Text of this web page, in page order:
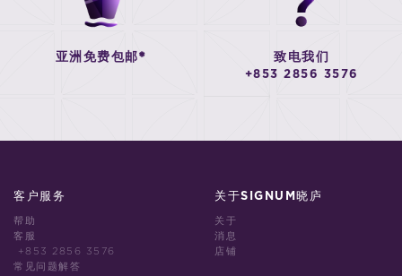
亚洲免费包邮* 致电我们
+853 2856 3576
客户服务
帮助
客服
+853 2856 3576
常见问题解答
关于SIGNUM晓庐
关于
消息
店铺